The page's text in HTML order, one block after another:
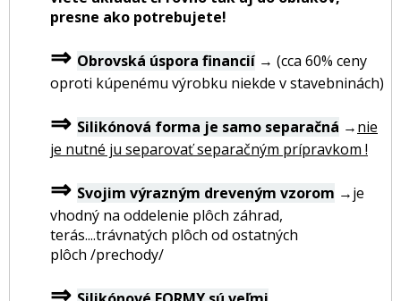
presne ako potrebujete!
⇒ Obrovská úspora financií → (cca 60% ceny
oproti kúpenému výrobku niekde v stavebninách)
⇒ Silikónová forma je samo separačná →nie
je nutné ju separovať separačným prípravkom !
⇒ Svojim výrazným dreveným vzorom →je
vhodný na oddelenie plôch záhrad,
terás....trávnatých plôch od ostatných
plôch /prechody/
⇒